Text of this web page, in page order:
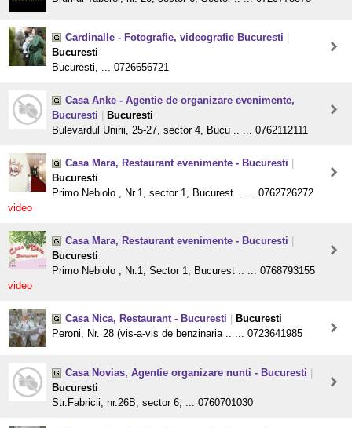
Cardinalle - Fotografie, videografie Bucuresti
Bucuresti
Bucuresti, ... 0726656721
Casa Anke - Agentie de organizare evenimente,
Bucuresti
Bucuresti
Bulevardul Unirii, 25-27, sector 4, Bucu .. ... 0762112111
Casa Mara, Restaurant evenimente - Bucuresti
Bucuresti
Primo Nebiolo , Nr.1, sector 1, Bucurest .. ... 0762726272
video
Casa Mara, Restaurant evenimente - Bucuresti
Bucuresti
Primo Nebiolo , Nr.1, Sector 1, Bucurest .. ... 0768793155
video
Casa Nica, Restaurant - Bucuresti
Bucuresti
Peroni, Nr. 28 (vis-a-vis de benzinaria .. ... 0723641985
Casa Novias, Agentie organizare nunti - Bucuresti
Bucuresti
Str.Fabricii, nr.26B, sector 6, ... 0760701030